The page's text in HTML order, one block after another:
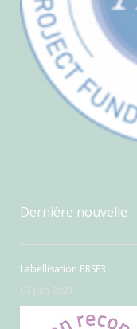
Dernière nouvelle
Labellisation PRSE3
03 juin 2021